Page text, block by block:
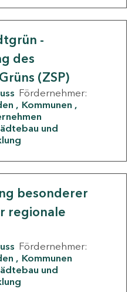
-
des
(ZSP)
Fördernehmer:
Kommunen
und
besonderer
regionale
Fördernehmer:
Kommunen
und